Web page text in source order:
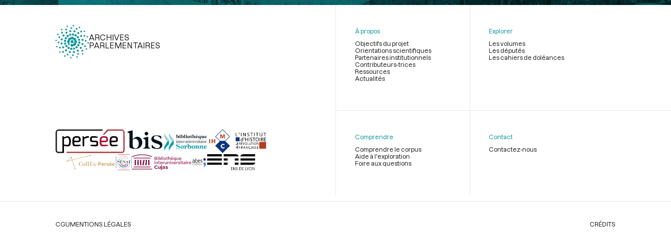
ARCHIVES
PARLEMENTAIRES
page
À propos
Objectifs du projet
Orientations scientifiques
Partenaires institutionnels
Contributeurs-trices
Ressources
Actualités
Explorer
Les volumes
Les députés
Les cahiers de doléances
Comprendre
Comprendre le corpus
Aide à l'exploration
Foire aux questions
Contact
Contactez-nous
Légal
CGUMENTIONS LÉGALES CRÉDITS